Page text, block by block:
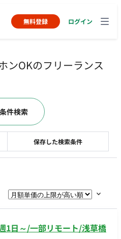
無料登録 ログイン
ンOKのフリーランス
1日～/一部リモート/浅草橋
保存した検索条件
条件検索